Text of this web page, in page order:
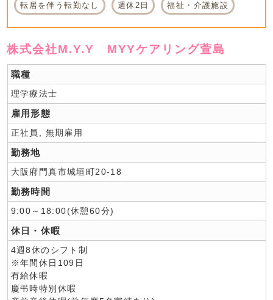
転居を伴う転勤なし 週休2日 福祉・介護施設
株式会社M.Y.Y MYYケアリング萱島
職種
理学療法士
雇用形態
正社員, 無期雇用
勤務地
大阪府門真市城垣町20-18
勤務時間
9:00～18:00(休憩60分)
休日・休暇
4週8休のシフト制
※年間休日109日
有給休暇
慶弔時特別休暇